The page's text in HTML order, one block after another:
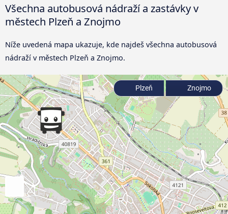
Všechna autobusová nádraží a zastávky v
městech Plzeň a Znojmo
Níže uvedená mapa ukazuje, kde najdeš všechna autobusová
nádraží v městech Plzeň a Znojmo.
Plzeň Znojmo